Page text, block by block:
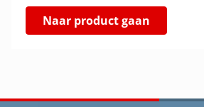
Naar product gaan